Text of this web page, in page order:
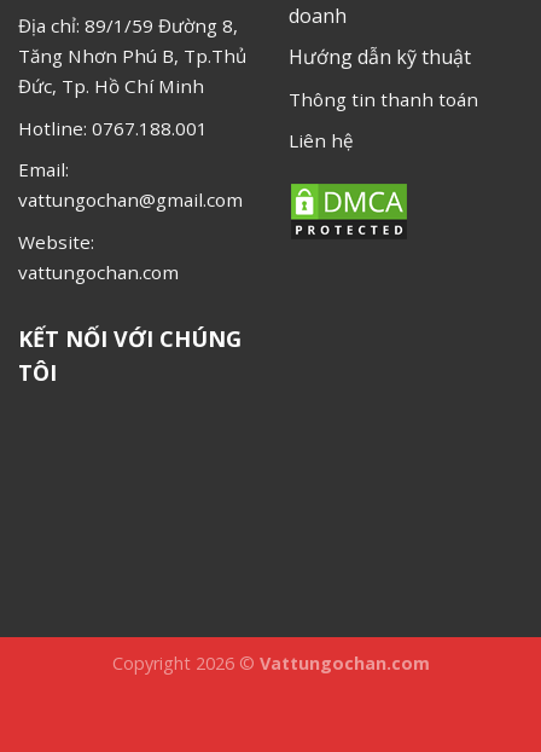
Địa chỉ: 89/1/59 Đường 8,
Tăng Nhơn Phú B, Tp.Thủ
Đức, Tp. Hồ Chí Minh
Hotline: 0767.188.001
Email:
vattungochan@gmail.com
Website:
vattungochan.com
doanh
Hướng dẫn kỹ thuật
Thông tin thanh toán
Liên hệ
KẾT NỐI VỚI CHÚNG
TÔI
Copyright 2026 © Vattungochan.com